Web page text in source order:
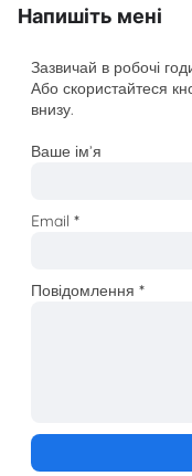
Напишіть мені
Зазвичай в робочі
Або скористайтеся
внизу.
Ваше ім’я
Email*
Повідомлення*